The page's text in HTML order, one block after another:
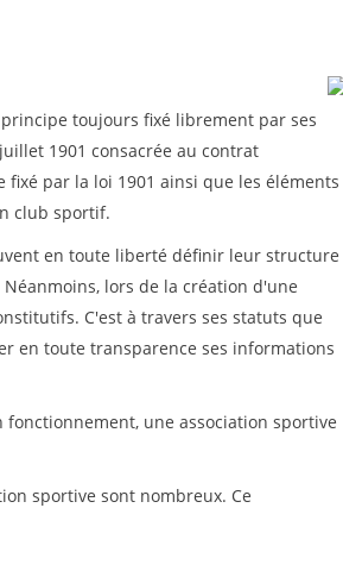
toujours fixé librement par ses
1901 consacrée au contrat
par la loi 1901 ainsi que les éléments
club sportif.
en toute liberté définir leur structure
lors de la création d'une
C'est à travers ses statuts que
en toute transparence ses informations
une association sportive
sportive sont nombreux. Ce